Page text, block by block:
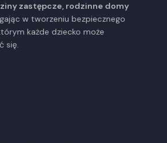
zastępcze, rodzinne domy
w tworzeniu bezpiecznego
każde dziecko może
się.